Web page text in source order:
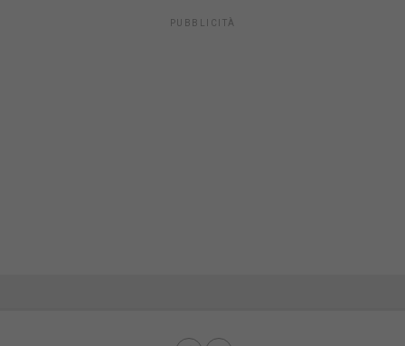
PUBBLICITÀ